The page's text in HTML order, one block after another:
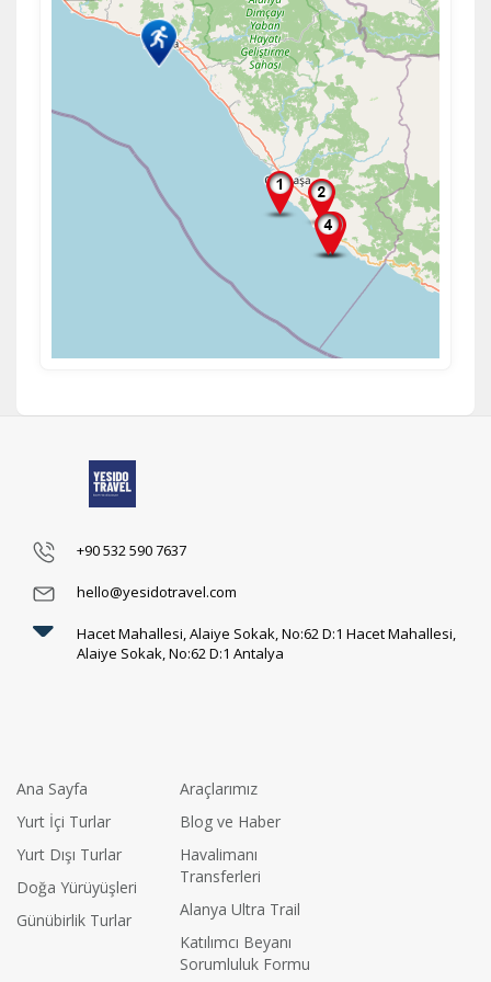
+90 532 590 7637
hello@yesidotravel.com
Hacet Mahallesi, Alaiye Sokak, No:62 D:1 Hacet Mahallesi,
Alaiye Sokak, No:62 D:1 Antalya
Ana Sayfa
Yurt İçi Turlar
Yurt Dışı Turlar
Doğa Yürüyüşleri
Günübirlik Turlar
Araçlarımız
Blog ve Haber
Havalimanı
Transferleri
Alanya Ultra Trail
Katılımcı Beyanı
Sorumluluk Formu